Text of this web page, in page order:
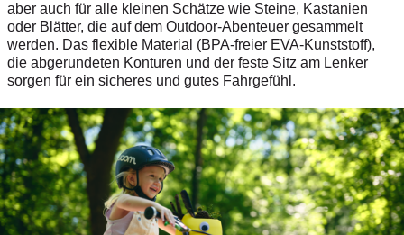
aber auch für alle kleinen Schätze wie Steine, Kastanien
oder Blätter, die auf dem Outdoor-Abenteuer gesammelt
werden. Das flexible Material (BPA-freier EVA-Kunststoff),
die abgerundeten Konturen und der feste Sitz am Lenker
sorgen für ein sicheres und gutes Fahrgefühl.